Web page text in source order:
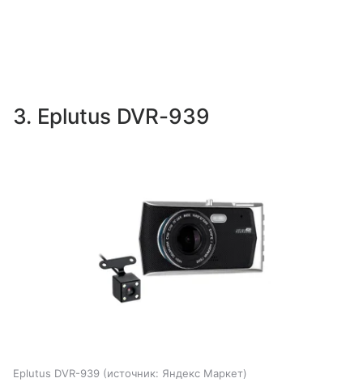
3. Eplutus DVR-939
Eplutus DVR-939 источник: Яндекс Маркет